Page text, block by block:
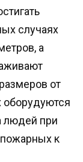
случаях
а
от
оборудуются
людей при
пожарных к